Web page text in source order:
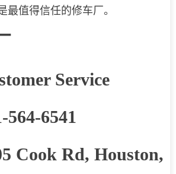
最值得信任的修车厂。
Service
564-6541
Cook Rd, Houston,